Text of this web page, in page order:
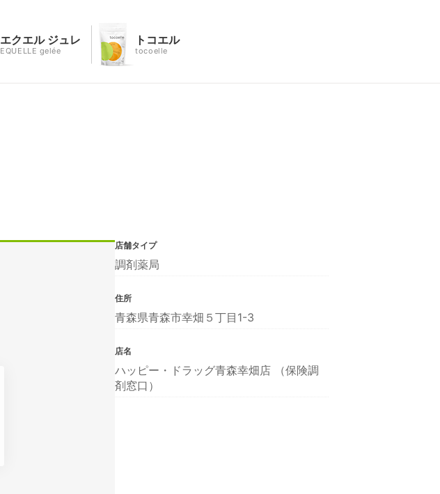
エクエル ジュレ
EQUELLE gelée
トコエル
tocoelle
店舗タイプ
調剤薬局
住所
青森県青森市幸畑５丁目1-3
店名
ハッピー・ドラッグ青森幸畑店 （保険調
剤窓口）